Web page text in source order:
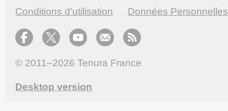
Conditions d'utilisation
Données Personnelles
© 2011–2026 Tenura France
Desktop version